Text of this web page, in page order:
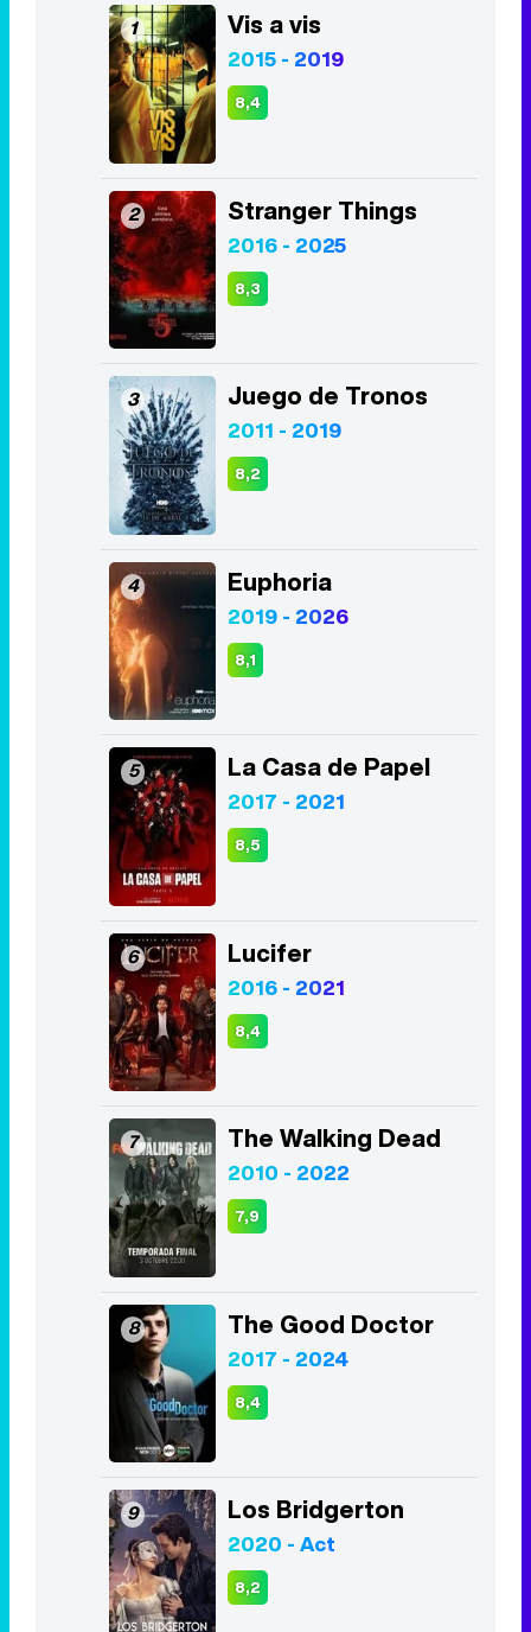
1 Vis a vis
2015 - 2019
8,4
2 Stranger Things
2016 - 2025
8,3
3 Juego de Tronos
2011 - 2019
8,2
4 Euphoria
2019 - 2026
8,1
5 La Casa de Papel
2017 - 2021
8,5
6 Lucifer
2016 - 2021
8,4
7 The Walking Dead
2010 - 2022
7,9
8 The Good Doctor
2017 - 2024
8,4
9 Los Bridgerton
2020 - Act
8,2